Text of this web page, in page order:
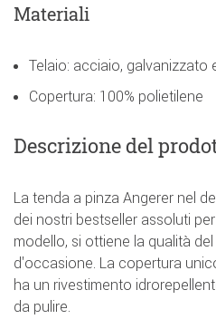
Materiali
Telaio: acciaio, galvanizzato
Copertura: 100% polietilene
Descrizione del
La tenda a pinza Angerer nel
dei nostri bestseller assoluti
modello, si ottiene la qualità
d'occasione. La copertura
ha un rivestimento
da pulire.